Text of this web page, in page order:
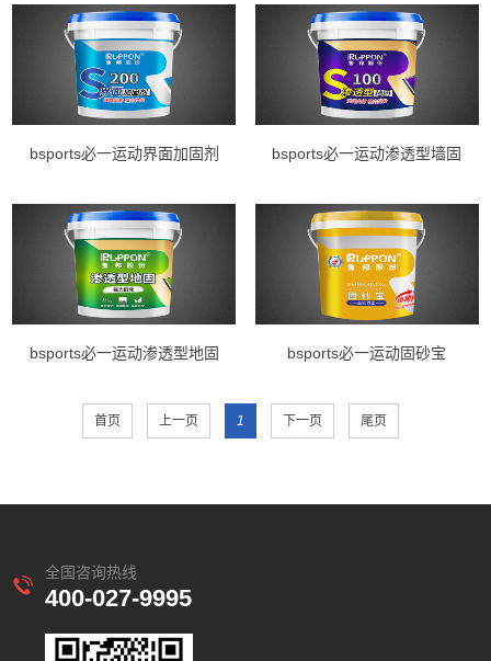
bsports必一运动界面加固剂 bsports必一运动渗透型墙固
bsports必一运动渗透型地固 bsports必一运动固砂宝
首页 上一页 1 下一页 尾页
全国咨询热线
400-027-9995